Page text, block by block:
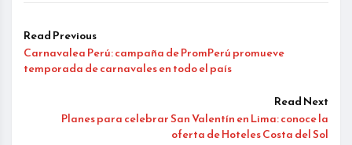
Read Previous
Carnavalea Perú: campaña de PromPerú promueve
temporada de carnavales en todo el país
Read Next
Planes para celebrar San Valentín en Lima: conoce la
oferta de Hoteles Costa del Sol